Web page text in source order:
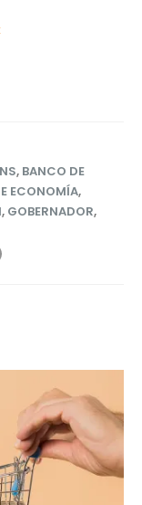
, BANCO DE
ECONOMÍA,
, GOBERNADOR,